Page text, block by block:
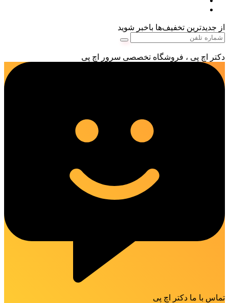
از جدیدترین تخفیف‌ها باخبر شوید
دکتر اچ پی ، فروشگاه تخصصی سرور اچ پی
تماس با ما دکتر اچ پی